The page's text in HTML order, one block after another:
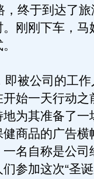
终于到达了
刚刚下车，马
被公司的工作
始一天行动之
为其准备了一
商品的广告横
名自称是公司
参加这次“圣